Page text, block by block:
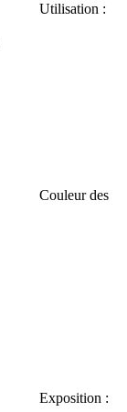
Utilisation :
Couleur des
Exposition :